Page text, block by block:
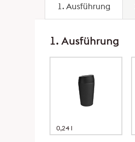
1. Ausführung
1. Ausführung
0,24 l